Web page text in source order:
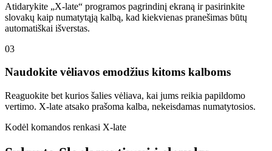
Atidarykite „X-late“ programos pagrindinį ekraną ir pasirinkite
slovakų kaip numatytąją kalbą, kad kiekvienas pranešimas būtų
automatiškai išverstas.
03
Naudokite vėliavos emodžius kitoms kalboms
Reaguokite bet kurios šalies vėliava, kai jums reikia papildomo
vertimo. X-late atsako prašoma kalba, nekeisdamas numatytosios.
Kodėl komandos renkasi X-late